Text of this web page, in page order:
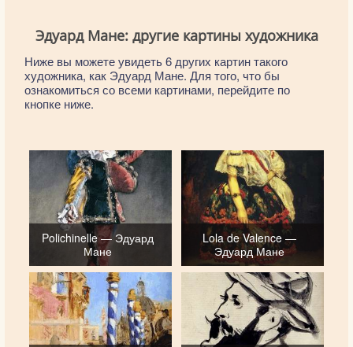
Эдуард Мане: другие картины художника
Ниже вы можете увидеть 6 других картин такого
художника, как Эдуард Мане. Для того, что бы
ознакомиться со всеми картинами, перейдите по
кнопке ниже.
Polichinelle — Эдуард
Мане
Lola de Valence —
Эдуард Мане